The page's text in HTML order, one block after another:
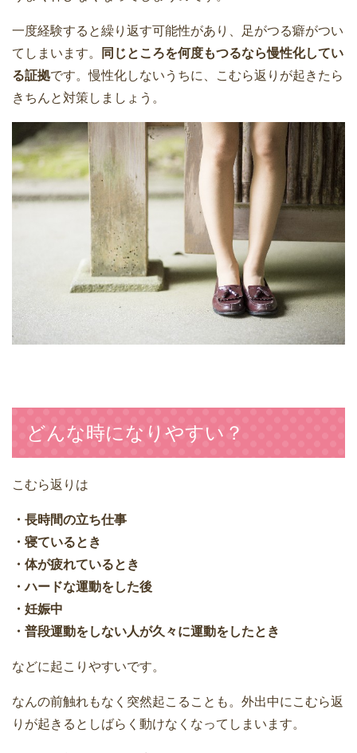
一度経験すると繰り返す可能性があり、足がつる癖がつい
てしまいます。
同じところを何度もつるなら慢性化してい
る証拠です。慢性化しないうちに、こむら返りが起きたら
きちんと対策しましょう。
どんな時になりやすい？
こむら返りは
・長時間の立ち仕事
・寝ているとき
・体が疲れているとき
・ハードな運動をした後
・妊娠中
・普段運動をしない人が久々に運動をしたとき
などに起こりやすいです。
なんの前触れもなく突然起こることも。外出中にこむら返
りが起きるとしばらく動けなくなってしまいます。